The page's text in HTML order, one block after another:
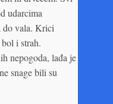
udarcima
do vala. Krici
i strah.
nepogoda, lađa je
snage bili su